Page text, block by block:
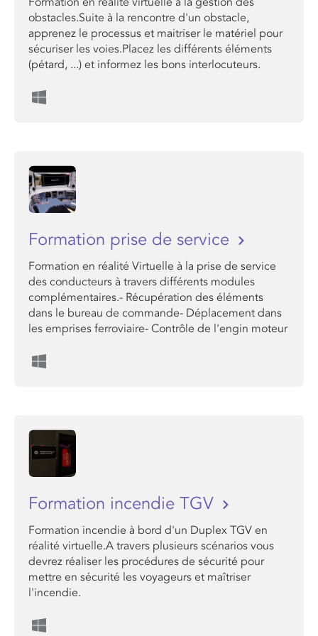
obstacles.Suite à la rencontre d'un obstacle,
apprenez le processus et maitriser le matériel pour
sécuriser les voies.Placez les différents éléments
(pétard, ...) et informez les bons interlocuteurs.
Formation prise de service
Formation en réalité Virtuelle à la prise de service
des conducteurs à travers différents modules
complémentaires.- Récupération des éléments
dans le bureau de commande- Déplacement dans
les emprises ferroviaire- Contrôle de l'engin moteur
Formation incendie TGV
Formation incendie à bord d'un Duplex TGV en
réalité virtuelle.A travers plusieurs scénarios vous
devrez réaliser les procédures de sécurité pour
mettre en sécurité les voyageurs et maîtriser
l'incendie.